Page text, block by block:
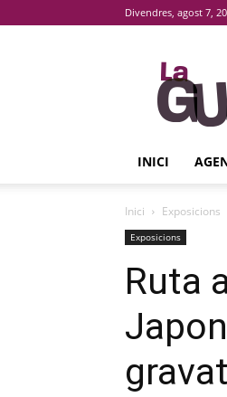
Divendres, agost 7,
INICI
Inici Exposicions
Exposicions
Ruta